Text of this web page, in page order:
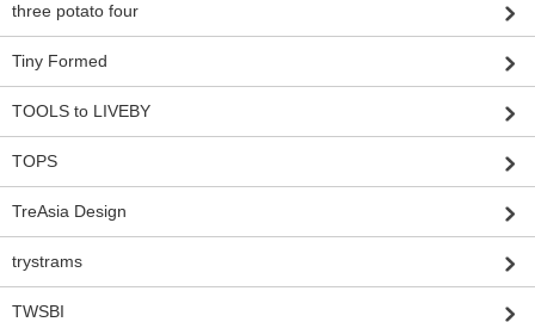
three potato four
Tiny Formed
TOOLS to LIVEBY
TOPS
TreAsia Design
trystrams
TWSBI